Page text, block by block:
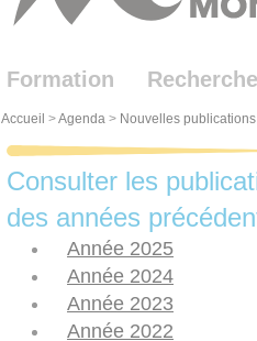
Formation Recherche
Accueil >Agenda > Nouvelles publications
Consulter les
des années
Année 2025
Année 2024
Année 2023
Année 2022